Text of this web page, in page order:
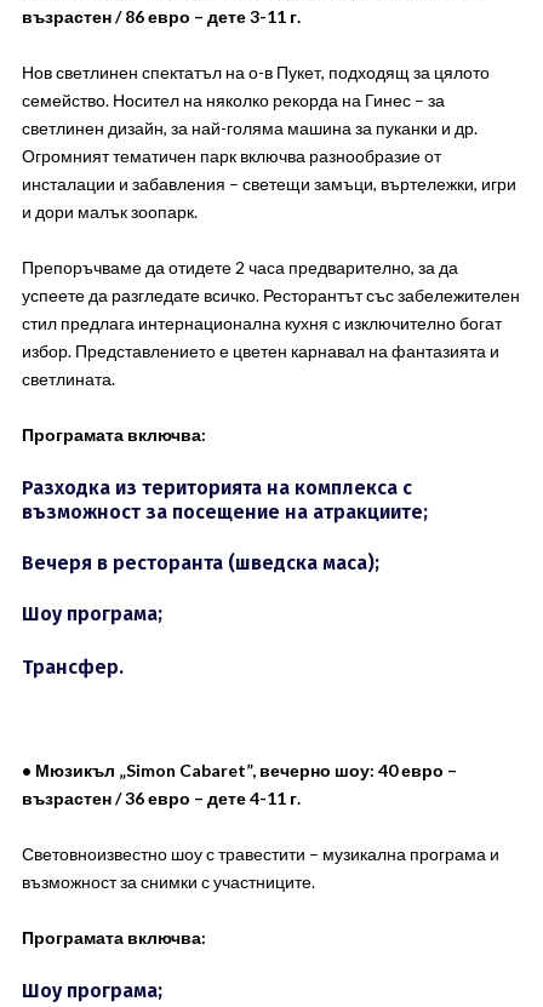
възрастен / 86 евро – дете 3-11 г.
Нов светлинен спектатъл на о-в Пукет, подходящ за цялото
семейство. Носител на няколко рекорда на Гинес – за
светлинен дизайн, за най-голяма машина за пуканки и др.
Огромният тематичен парк включва разнообразие от
инсталации и забавления – светещи замъци, въртележки, игри
и дори малък зоопарк.
Препоръчваме да отидете 2 часа предварително, за да
успеете да разгледате всичко. Ресторантът със забележителен
стил предлага интернационална кухня с изключително богат
избор. Представлението е цветен карнавал на фантазията и
светлината.
Програмата включва:
Разходка из територията на комплекса с
възможност за посещение на атракциите;
Вечеря в ресторанта (шведска маса);
Шоу програма;
Трансфер.
• Мюзикъл „Simon Cabaret”, вечерно шоу: 40 евро –
възрастен / 36 евро – дете 4-11 г.
Световноизвестно шоу с травестити – музикална програма и
възможност за снимки с участниците.
Програмата включва:
Шоу програма;